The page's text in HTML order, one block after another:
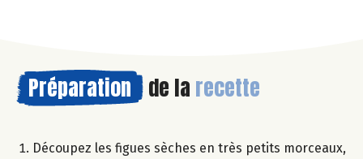
Préparation de la recette
Découpez les figues sèches en très petits morceaux,